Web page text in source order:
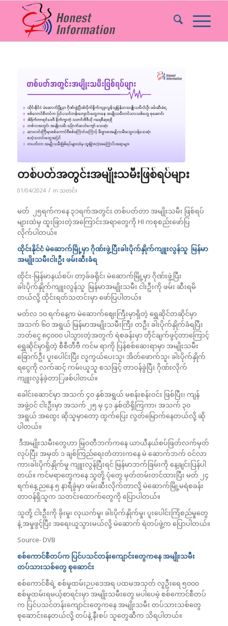
တစ်ပတ်အတွင်းအမျိုးသမီးဖြစ်ရပ်များ
01/04/2024 / in သတင်း
မတ် ၂၅ရက်ကနေ ၃၁ရက်အတွင်း တစ်ပတ်တာ အမျိုးသမီး ဖြစ်ရပ်
များထဲမှ ထူးခြားတဲ့အကြောင်းအရာတွေကို HI ကစုစည်းဖော်ပြ
လိုက်ပါတယ်။
ထိုင်းနိုင်ငံ မဲဆောက်မြို့မှာ ဂိုဏ်းဖွဲ့ပြီးခါးပိုက်နှိုက်ကျူးလွန်သူ မြန်မာ
အမျိုးသမီးငါးဦး ဖမ်းဆီးခံရ
ထိုင်း-မြန်မာနယ်စပ်၊ တာ့ခ်ခရိုင်၊ မဲဆောက်မြို့မှာ ဂိုဏ်းဖွဲ့ပြီး
ခါးပိုက်နှိုက်ကျူးလွန်သူ မြန်မာအမျိုးသမီး ငါးဦးကို ဖမ်း ဆီးရမိ
တယ်လို့ ထိုင်းရတ်သတင်းမှာ ဖော်ပြပါတယ်။
မတ်လ ၁၀ ရက်နေ့က မဲဆောက်ဈေးကြီးမှာရှိတဲ့ ရွှေဆိုင်တဆိုင်မှာ
အသက် ၆၀ အရွယ် မြန်မာအမျိုးသမီးကြီး တဦး ခါးပိုက်နှိုက်ခံရပြီး
ဘတ်ငွေ ၈၄၀၀၀ ပါသွားတဲ့အတွက် ရဲစခန်းမှာ တိုင်ချက်ဖွင့်တာကြောင့်
ရွှေဆိုင်မှာရှိတဲ့ စီစီတီဗီ ကင်မ ရာကို ပြန်စစ်ဆေးရာမှာ အမျိုးသမီး
ခြောက်ဦး ပူးပေါင်းပြီး လူကွယ်ပေးသူ၊ အိတ်ဖောက်သူ၊ ခါးပိုက်နှိုက်
ရငွေကို လက်ဆင့် ကမ်းယူသူ စသဖြင့် တာဝန်ခွဲပြီး ဂိုဏ်းလိုက်
ကျူးလွန်ခဲ့တာြဖစ်ပါတယ်။
ခေါင်းဆောင်မှာ အသက် ၄၀ နှစ်အရွယ် မစန်းစန်းဝင်း ဖြစ်ပြီး၊ ကျန်
အဖွဲ့ဝင် ငါးဦးမှာ အသက် ၂၅ မှ ၄၁ နှစ်ထိရှိကြကာ၊ အသက် ၃၀
အရွယ် အထွေး ဆိုသူမှာတော့ ထွက်ပြေး လွတ်မြောက်နေတယ်လို့ ဆို
ပါတယ်။
ဒီအမျိုးသမီးတွေဟာ မြဝတီဘက်ကနေ ယာယီနယ်စပ်ဖြတ်လက်မှတ်
လုပ်ပြီး အမှတ် ၁ ချစ်ကြည်ရေးတံတားကနေ မဲ ဆောက်ဘက် ဝင်လာ
ကာ၊ခါးပိုက်နှိုက်မှု ကျူးလွန်ပြီးရင် မြန်မာဘက်ခြမ်းကို နေ့ချင်းပြန်ပါ
တယ်။ ကင်မရာတွေကနေ သူတို့ ပုံတွေ မှတ်တမ်းတင်ထားပြီး မတ် ၂၄
ရက်နေ့ ညနေ ၅ နာရီခွဲမှာ ဖမ်းဆီးလိုက်တာလို့ မဲဆောက်မြို့မရဲစခန်း
တာဝန်ရှိသူက သတင်းထောက်တွေကို ပြောပါတယ်။
သူတို့ ငါးဦးကို ခိုးမှု၊ လုယက်မှု၊ ခါးပိုက်နှိုက်မှု၊ ပူးပေါင်းကြံစည်မှုတွေ
နဲ့ အမှုဖွင့်ပြီး အရေးယူသွားမယ်လို့ မဲဆောက် ရဲတပ်ဖွဲ့က ပြောပါတယ်။
Source- DVB
စစ်ကောင်စီတပ်က ပြင်ပသင်တန်းကျောင်းတွေကနေ အမျိုးသမီး
တပ်သားသစ်တွေ စုဆောင်း
စစ်ကောင်စီရဲ့ စစ်မှုထမ်းဉပဒေအရ ပထမအသုတ် လူဦးရေ ၅၀၀၀
စစ်မှုထမ်းရမယ့်စာရင်းမှာ အမျိုးသမီးတွေ မပါပေမဲ့ စစ်ကောင်စီတပ်
က ပြင်ပသင်တန်းကျောင်းတွေကနေ အမျိုးသမီး တပ်သားသစ်တွေ
စုဆောင်းနေတယ်လို့ တပ်နဲ့ နီးစပ် သူတွေဆီက သိရပါတယ်။